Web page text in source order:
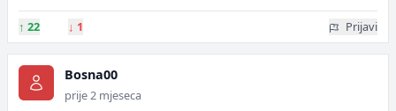
↑ 22 ↓ 1 Prijavi
Bosna00
prije 2 mjeseca